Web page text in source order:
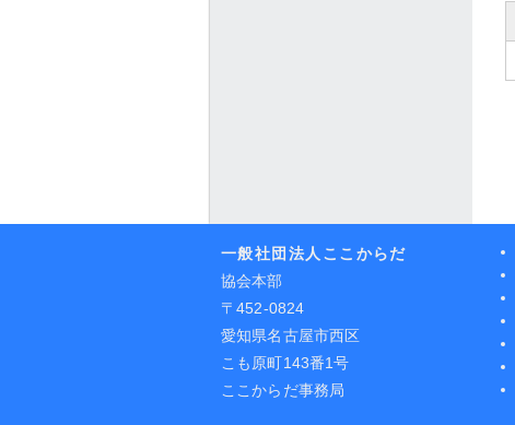
一般社団法人ここからだ
協会本部
〒452-0824
愛知県名古屋市西区
こも原町143番1号
ここからだ事務局